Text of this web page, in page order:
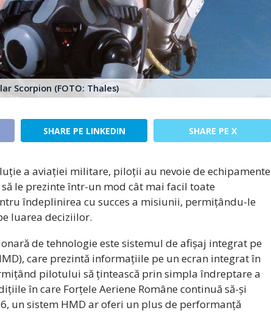
Scorpion (FOTO: Thales)
SHARE PE LINKEDIN SHARE PE X
a aviației militare, piloții au nevoie de echipamente
le prezinte într-un mod cât mai facil toate
îndeplinirea cu succes a misiunii, permițându-le
luarea deciziilor.
de tehnologie este sistemul de afișaj integrat pe
care prezintă informațiile pe un ecran integrat în
pilotului să țintească prin simpla îndreptare a
în care Forțele Aeriene Române continuă să-și
un sistem HMD ar oferi un plus de performanță